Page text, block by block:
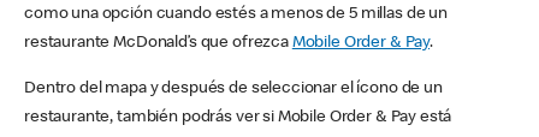
como una opción cuando estés a menos de 5 millas de un
restaurante McDonald’s que ofrezca Mobile Order & Pay.
Dentro del mapa y después de seleccionar el ícono de un
restaurante, también podrás ver si Mobile Order & Pay está